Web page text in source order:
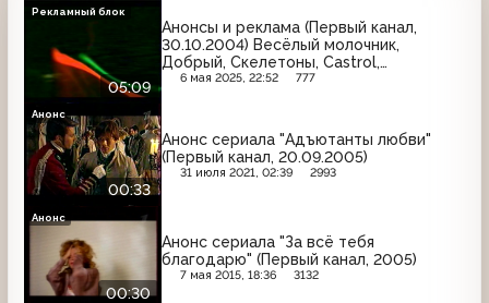
05:09
Анонсы и реклама (Первый канал,
30.10.2004) Весёлый молочник,
Добрый, Скелетоны, Castrol,
Maybelline, Koya, Чудо, Сам Самыч,
6 мая 2025, 22:52 777
Рекламный блок
00:33
Анонс сериала "Адъютанты любви"
(Первый канал, 20.09.2005)
31 июля 2021, 02:39 2993
Анонс
00:30
Анонс сериала "За всё тебя
благодарю" (Первый канал, 2005)
7 мая 2015, 18:36 3132
Анонс